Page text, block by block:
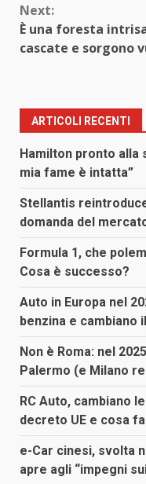
Next:
È una foresta
cascate e sorgono
ARTICOLI RECENTI
Hamilton pronto alla
mia fame è intatta”
Stellantis
domanda del
Formula 1, che
Cosa è successo?
Auto in Europa nel
benzina e cambiano
Non è Roma: nel
Palermo (e Milano
RC Auto, cambiano
decreto UE e cosa
e-Car cinesi, svolta
apre agli “impegni